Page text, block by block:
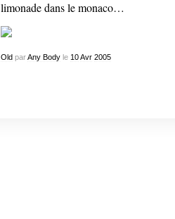
limonade dans le monaco…
Old parAny Bodyle 10 Avr 2005